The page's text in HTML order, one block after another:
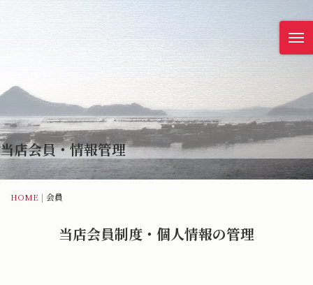
当店会員・情報管理
HOME | 会員
当店会員制度・個人情報の管理